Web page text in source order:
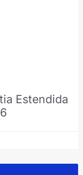
Estendida